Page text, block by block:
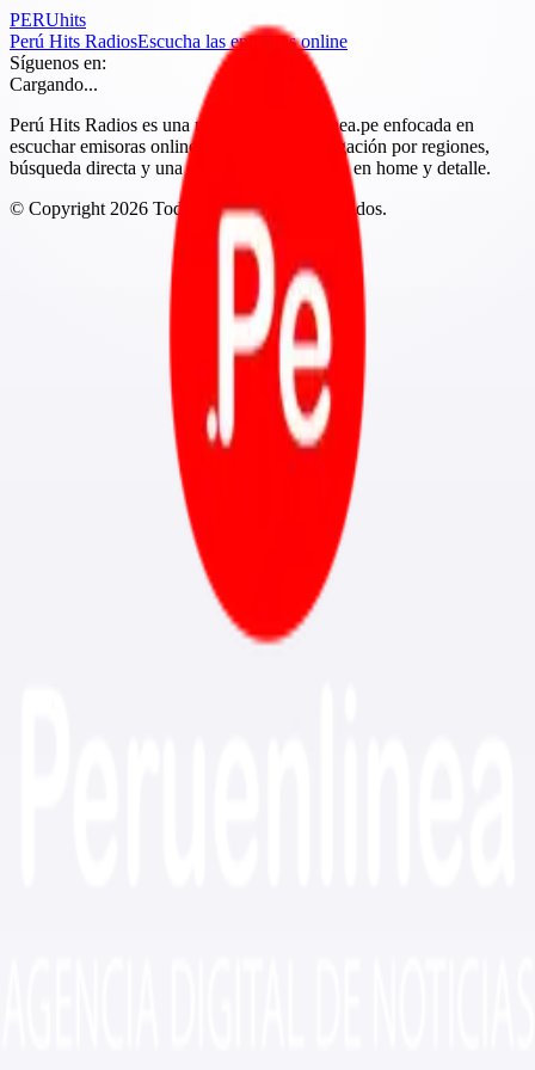
PERUhits
Perú Hits RadiosEscucha las emisoras online
Síguenos en:
Cargando...
Perú Hits Radios es una marca de Peruenlinea.pe enfocada en
escuchar emisoras online del Perú con navegación por regiones,
búsqueda directa y una experiencia más clara en home y detalle.
© Copyright 2026 Todos los derechos reservados.